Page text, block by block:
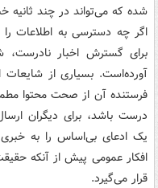
شده که می‌تواند در چند ثانیه
اگر چه دسترسی به اطلاعات
برای گسترش اخبار نادرست،
آورده‌است. بسیاری از
فرستنده آن از صحت محتوا
درست باشد، برای دیگران
یک ادعای بی‌اساس را به
افکار عمومی پیش از آنکه
قرار می‌گیرد.